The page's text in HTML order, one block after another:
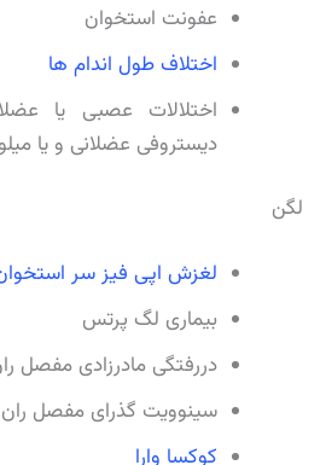
عفونت استخوان
اختلاف طول اندام ها
اختلالات عصبی یا
دیستروفی عضلانی و یا
لگن
لغزش اپی فیز سر
بیماری لگ پرتس
دررفتگی مادرزادی مفصل
سینوویت گذرای مفصل ران
کوکسا وارا